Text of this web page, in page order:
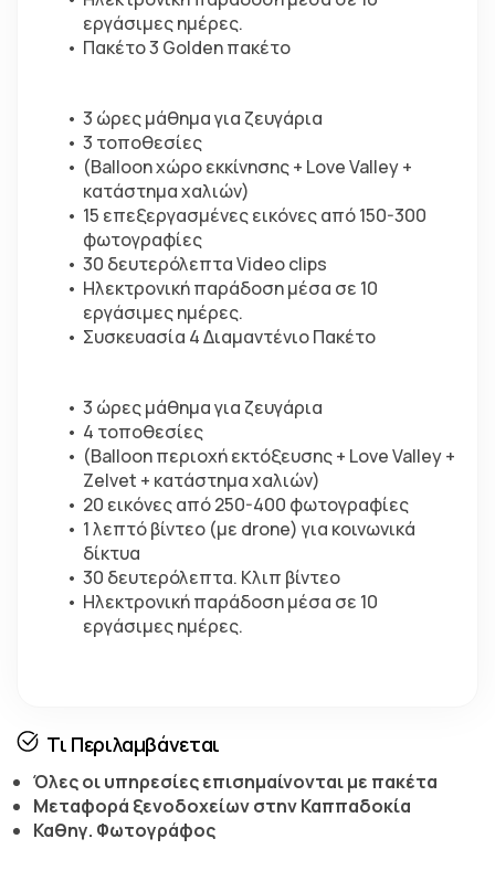
εργάσιμες ημέρες.
Πακέτο 3 Golden πακέτο
3 ώρες μάθημα για ζευγάρια
3 τοποθεσίες
(Balloon χώρο εκκίνησης + Love Valley +
κατάστημα χαλιών)
15 επεξεργασμένες εικόνες από 150-300
φωτογραφίες
30 δευτερόλεπτα Video clips
Ηλεκτρονική παράδοση μέσα σε 10
εργάσιμες ημέρες.
Συσκευασία 4 Διαμαντένιο Πακέτο
3 ώρες μάθημα για ζευγάρια
4 τοποθεσίες
(Balloon περιοχή εκτόξευσης + Love Valley +
Zelvet + κατάστημα χαλιών)
20 εικόνες από 250-400 φωτογραφίες
1 λεπτό βίντεο (με drone) για κοινωνικά
δίκτυα
30 δευτερόλεπτα. Κλιπ βίντεο
Ηλεκτρονική παράδοση μέσα σε 10
εργάσιμες ημέρες.
Τι Περιλαμβάνεται
Όλες οι υπηρεσίες επισημαίνονται με πακέτα
Μεταφορά ξενοδοχείων στην Καππαδοκία
Καθηγ. Φωτογράφος